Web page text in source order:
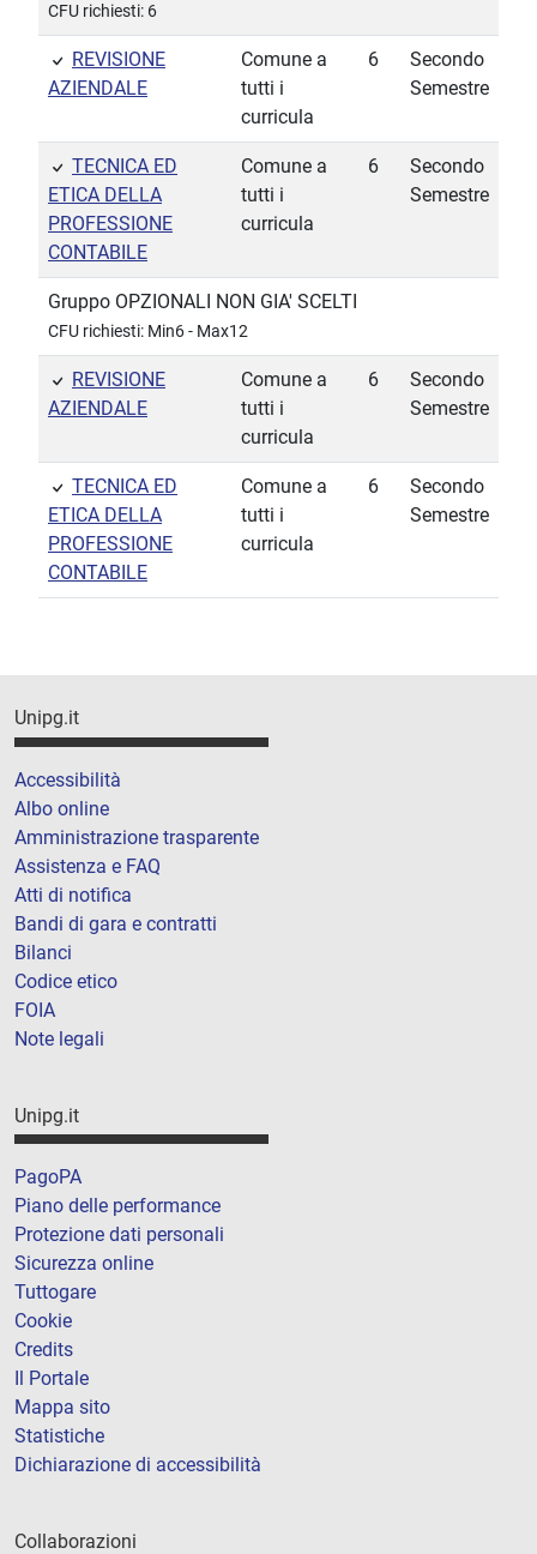
CFU richiesti: 6
REVISIONE
AZIENDALE
Comune a
tutti i
curricula
6
Secondo
Semestre
TECNICA ED
ETICA DELLA
PROFESSIONE
CONTABILE
Comune a
tutti i
curricula
6
Secondo
Semestre
Gruppo OPZIONALI NON GIA' SCELTI
CFU richiesti: Min6 - Max12
REVISIONE
AZIENDALE
Comune a
tutti i
curricula
6
Secondo
Semestre
TECNICA ED
ETICA DELLA
PROFESSIONE
CONTABILE
Comune a
tutti i
curricula
6
Secondo
Semestre
Unipg.it
Accessibilità
Albo online
Amministrazione trasparente
Assistenza e FAQ
Atti di notifica
Bandi di gara e contratti
Bilanci
Codice etico
FOIA
Note legali
Unipg.it
PagoPA
Piano delle performance
Protezione dati personali
Sicurezza online
Tuttogare
Cookie
Credits
Il Portale
Mappa sito
Statistiche
Dichiarazione di accessibilità
Collaborazioni